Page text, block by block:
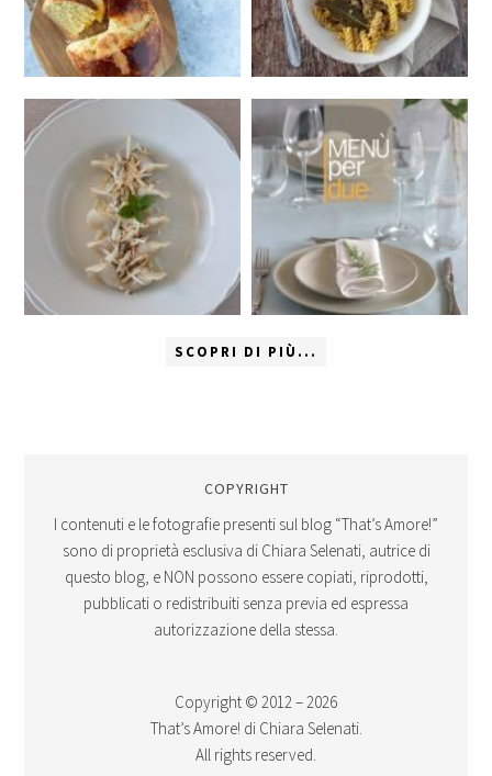
SCOPRI DI PIÙ...
COPYRIGHT
I contenuti e le fotografie presenti sul blog “That’s Amore!”
sono di proprietà esclusiva di Chiara Selenati, autrice di
questo blog, e NON possono essere copiati, riprodotti,
pubblicati o redistribuiti senza previa ed espressa
autorizzazione della stessa.
Copyright © 2012 – 2026
That’s Amore! di Chiara Selenati.
All rights reserved.